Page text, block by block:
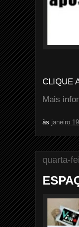
CLIQUE
Mais
às janeiro
quarta-